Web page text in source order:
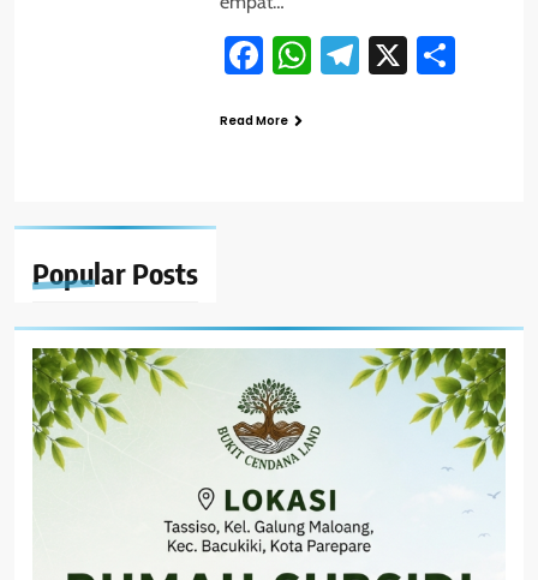
Popular Posts
Facebook
WhatsApp
Telegram
X
Read More